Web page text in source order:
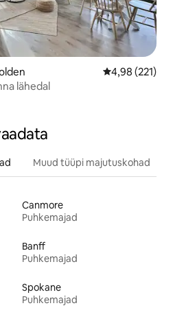
Keskmine
4,98 (221)
lähedal
Muud tüüpi majutuskohad
Canmore
Puhkemajad
Banff
Puhkemajad
Spokane
Puhkemajad